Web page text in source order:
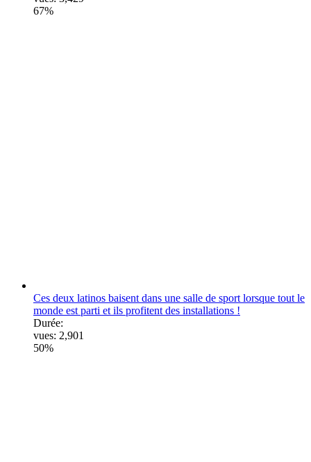
67%
Ces deux latinos baisent dans une salle de sport lorsque tout le
monde est parti et ils profitent des installations !
Durée:
vues: 2,901
50%